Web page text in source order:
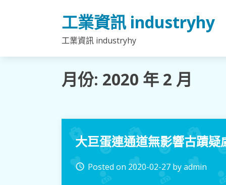
工業資訊 industryhy
工業資訊 industryhy
月份: 2020 年 2 月
大巨蛋連通道無影響古蹟疑
access_time Posted on 2020-02-27 byadmin